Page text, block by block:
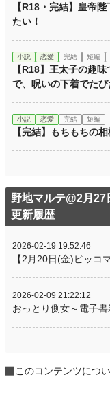
【R18・完結】皇帝
たい！
小説 恋愛 完結 短編
【R18】王太子の趣
で、呪いの下着でたび
小説 恋愛 完結 短編
【完結】もちもちの
野地マルテ@2月
更新履歴
2026-02-19 19:52:46
【2月20日(金)ピッコ
2026-02-09 21:22:12
おっとり側女～電子
このコンテンツにつ